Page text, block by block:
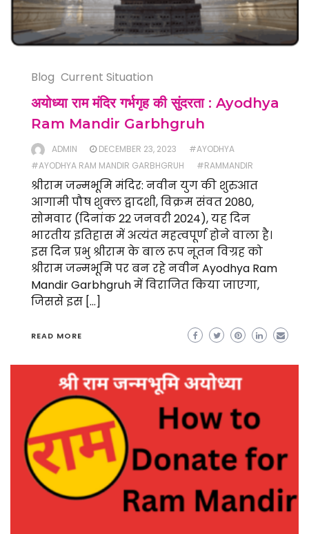
Blog Current Situation
अयोध्या राम मंदिर गर्भगृह की सुंदरता : Ayodhya
Ram Mandir Garbhgruh
ADMIN DECEMBER 23, 2023
#AYODHYA
#AYODHYA RAM MANDIR GARBHGRUH
#RAMMANDIR
श्रीराम जन्मभूमि मंदिर: नवीन युग की शुरुआत
आगामी पौष शुक्ल द्वादशी, विक्रम संवत 2080,
सोमवार (दिनांक 22 जनवरी 2024), यह दिन
भारतीय इतिहास में अत्यंत महत्वपूर्ण होने वाला है।
इस दिन प्रभु श्रीराम के बाल रूप नूतन विग्रह को
श्रीराम जन्मभूमि पर बन रहे नवीन Ayodhya Ram
Mandir Garbhgruh में विराजित किया जाएगा,
जिससे इस […]
READ MORE